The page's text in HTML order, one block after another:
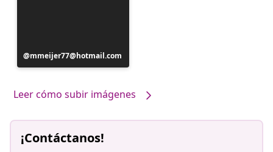
Publicación
realizada
mmeijer77@hotmail.com
Leer cómo subir imágenes
¡Contáctanos!